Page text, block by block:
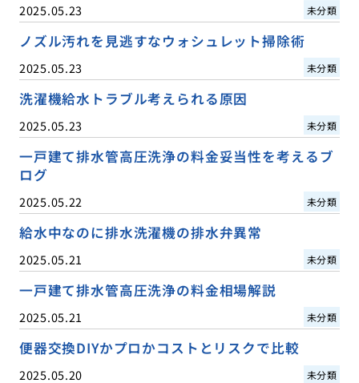
2025.05.23 未分類
ノズル汚れを見逃すなウォシュレット掃除術
2025.05.23 未分類
洗濯機給水トラブル考えられる原因
2025.05.23 未分類
一戸建て排水管高圧洗浄の料金妥当性を考えるブ
ログ
2025.05.22 未分類
給水中なのに排水洗濯機の排水弁異常
2025.05.21 未分類
一戸建て排水管高圧洗浄の料金相場解説
2025.05.21 未分類
便器交換DIYかプロかコストとリスクで比較
2025.05.20 未分類